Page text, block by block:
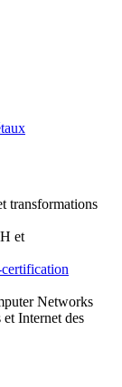
transformations
et
Networks
Internet des